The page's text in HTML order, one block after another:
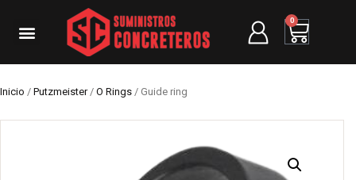
0
Inicio / Putzmeister/ O Rings / Guide ring